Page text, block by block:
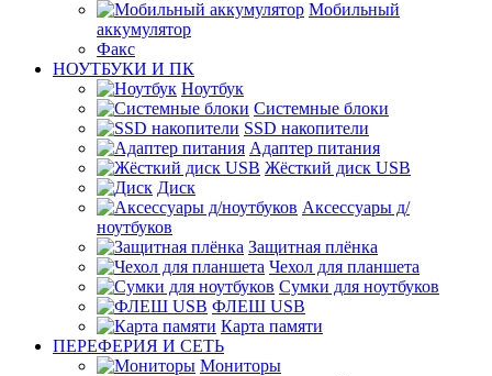
Мобильный
аккумулятор
Факс
НОУТБУКИ И ПК
Ноутбук
Системные блоки
SSD накопители
Адаптер питания
Жёсткий диск USB
Диск
Аксессуары д/
ноутбуков
Защитная плёнка
Чехол для планшета
Сумки для ноутбуков
ФЛЕШ USB
Карта памяти
ПЕРЕФЕРИЯ И СЕТЬ
Мониторы